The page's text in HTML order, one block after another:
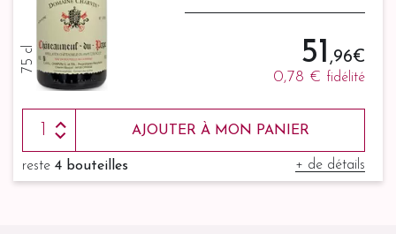
75 cl 51 ,96 €
0,78 € fidélité
AJOUTER À MON PANIER
reste 4 bouteilles + de détails